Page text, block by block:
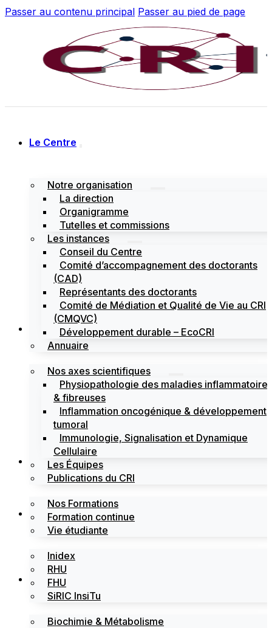
Passer au contenu principal Passer au pied de page
Le Centre
Notre organisation
La direction
Organigramme
Tutelles et commissions
Les instances
Conseil du Centre
Comité d’accompagnement des doctorants
(CAD)
Représentants des doctorants
Comité de Médiation et Qualité de Vie au CRI
(CMQVC)
Développement durable – EcoCRI
Annuaire
Recherche
Nos axes scientifiques
Physiopathologie des maladies inflammatoires
& fibreuses
Inflammation oncogénique & développement
tumoral
Immunologie, Signalisation et Dynamique
Cellulaire
Les Équipes
Publications du CRI
Formations
Nos Formations
Formation continue
Vie étudiante
Labels
Inidex
RHU
FHU
SiRIC InsiTu
Les plateformes
Biochimie & Métabolisme